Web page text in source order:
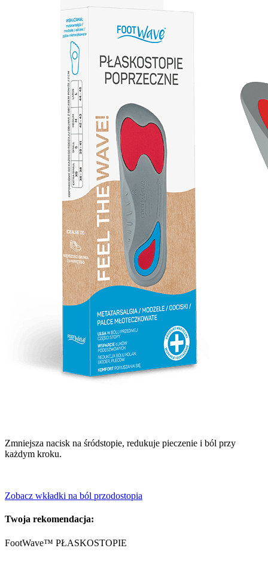
Zmniejsza nacisk na śródstopie, redukuje pieczenie i ból przy
każdym kroku.
Zobacz wkładki na ból przodostopia
Twoja rekomendacja:
FootWave™ PŁASKOSTOPIE